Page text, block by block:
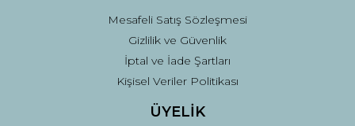
Mesafeli Satış Sözleşmesi
Gizlilik ve Güvenlik
İptal ve İade Şartları
Kişisel Veriler Politikası
ÜYELİK